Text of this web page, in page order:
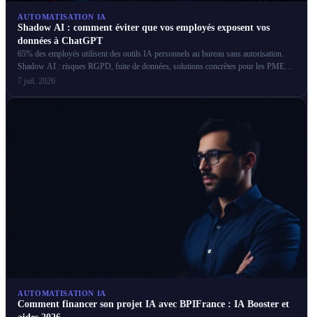
AUTOMATISATION IA
Shadow AI : comment éviter que vos employés exposent vos
données à ChatGPT
65% des employés utilisent des outils IA personnels au bureau sans autorisation.
Shadow AI : risques RGPD, fuite de données, solutions concrètes pour les PME
françaises.
7 juil. 2026
AUTOMATISATION IA
Comment financer son projet IA avec BPIFrance : IA Booster et